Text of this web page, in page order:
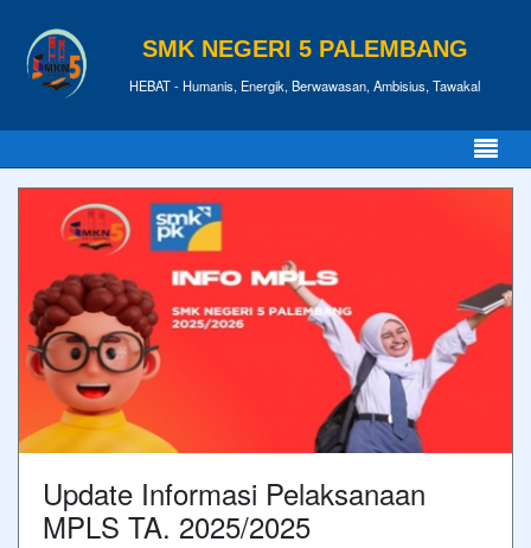
SMK NEGERI 5 PALEMBANG
HEBAT - Humanis, Energik, Berwawasan, Ambisius, Tawakal
Update Informasi Pelaksanaan
MPLS TA. 2025/2025